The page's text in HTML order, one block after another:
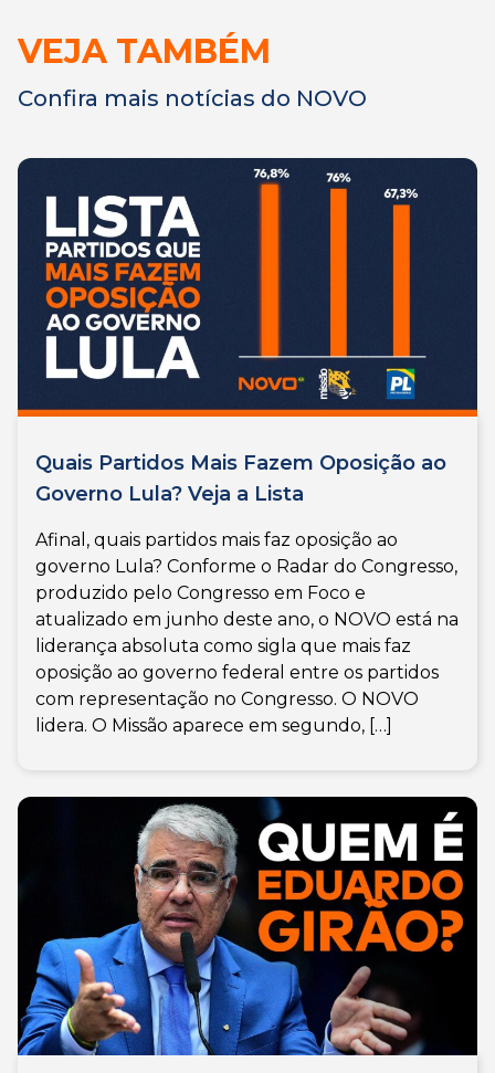
VEJA TAMBÉM
Confira mais notícias do NOVO
Quais Partidos Mais Fazem Oposição ao
Governo Lula? Veja a Lista
Afinal, quais partidos mais faz oposição ao
governo Lula? Conforme o Radar do Congresso,
produzido pelo Congresso em Foco e
atualizado em junho deste ano, o NOVO está na
liderança absoluta como sigla que mais faz
oposição ao governo federal entre os partidos
com representação no Congresso. O NOVO
lidera. O Missão aparece em segundo, […]